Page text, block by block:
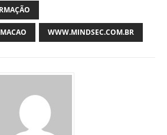
WWW.MINDSEC.COM.BR